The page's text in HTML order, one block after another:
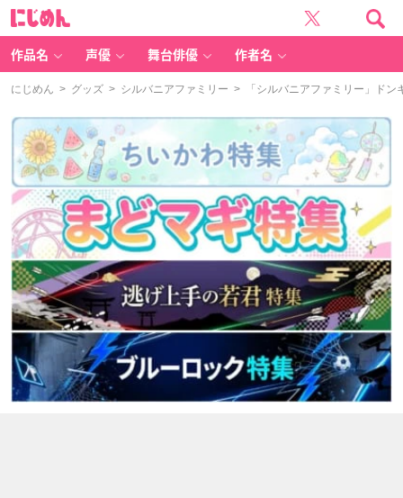
作品名 声優 舞台俳優 作者名
にじめん > グッズ > シルバニアファミリー > 「シルバニアファミリー」ドン